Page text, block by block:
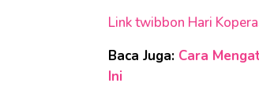
Link twibbon Hari
Baca Juga: Cara
Ini